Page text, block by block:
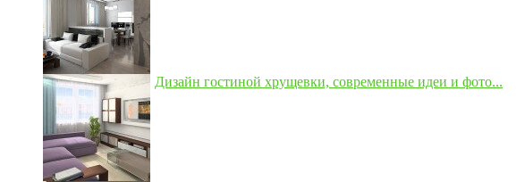
Дизайн гостиной хрущевки, современные идеи и фото...